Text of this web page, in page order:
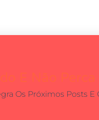
Os Próximos Posts E